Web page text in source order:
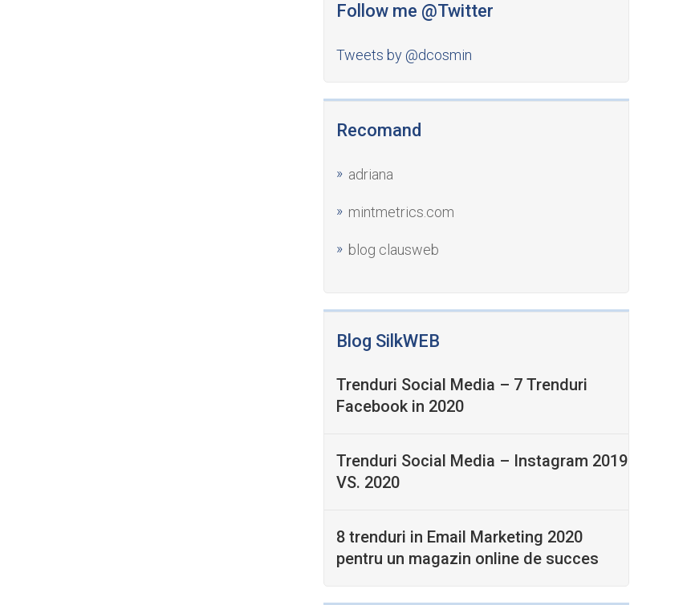
Follow me @Twitter
Tweets by @dcosmin
Recomand
adriana
mintmetrics.com
blog clausweb
Blog SilkWEB
Trenduri Social Media – 7 Trenduri
Facebook in 2020
Trenduri Social Media – Instagram 2019
VS. 2020
8 trenduri in Email Marketing 2020
pentru un magazin online de succes